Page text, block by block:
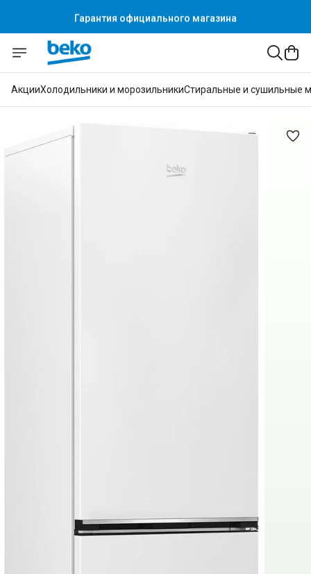
Гарантия официального магазина
АкцииХолодильники и морозильникиСтиральные и сушильные